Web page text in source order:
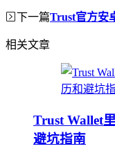
下一篇Trust官方安
相关文章
Trust Wallet
避坑指南